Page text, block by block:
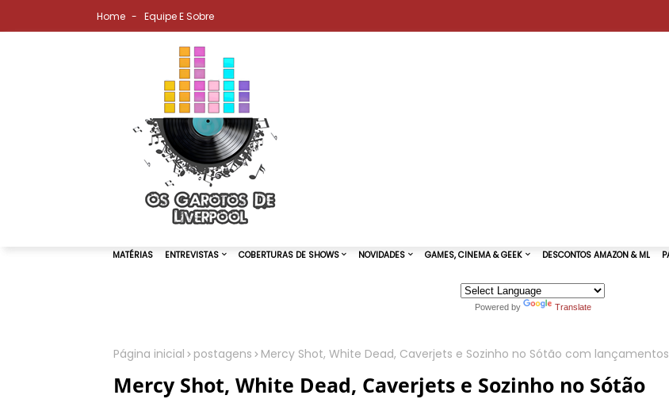
Home Equipe E Sobre
Powered by Translate
Página inicial postagens Mercy Shot, White Dead, Caverjets e Sozinho no Sótão com lançamentos
Mercy Shot, White Dead, Caverjets e Sozinho no Sótão